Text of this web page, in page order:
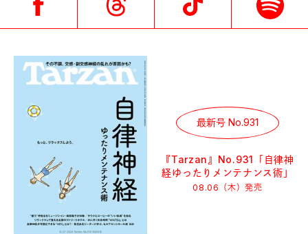
最新号 No.931
『Tarzan』No.931「自律神
経ゆったりメンテナンス術」
08.06（木）発売